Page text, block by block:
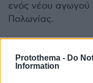
Protothema - Do
Information
ενός νέου αγωγού
Πολωνίας.
Δανίας,Μέτε
μπορεί να